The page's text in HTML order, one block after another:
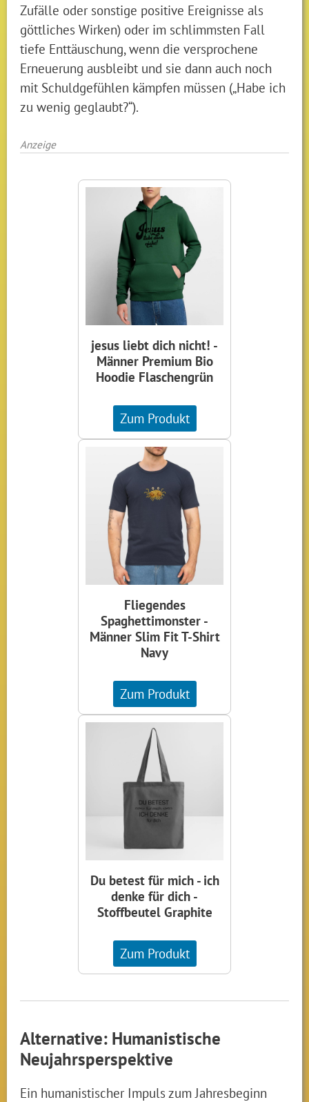
Zufälle oder sonstige positive Ereignisse als
göttliches Wirken) oder im schlimmsten Fall
tiefe Enttäuschung, wenn die versprochene
Erneuerung ausbleibt und sie dann auch noch
mit Schuldgefühlen kämpfen müssen („Habe ich
zu wenig geglaubt?“).
Anzeige
jesus liebt dich nicht! -
Männer Premium Bio
Hoodie Flaschengrün
Zum Produkt
Fliegendes
Spaghettimonster -
Männer Slim Fit T-Shirt
Navy
Zum Produkt
Du betest für mich - ich
denke für dich -
Stoffbeutel Graphite
Zum Produkt
Alternative: Humanistische
Neujahrsperspektive
Ein humanistischer Impuls zum Jahresbeginn